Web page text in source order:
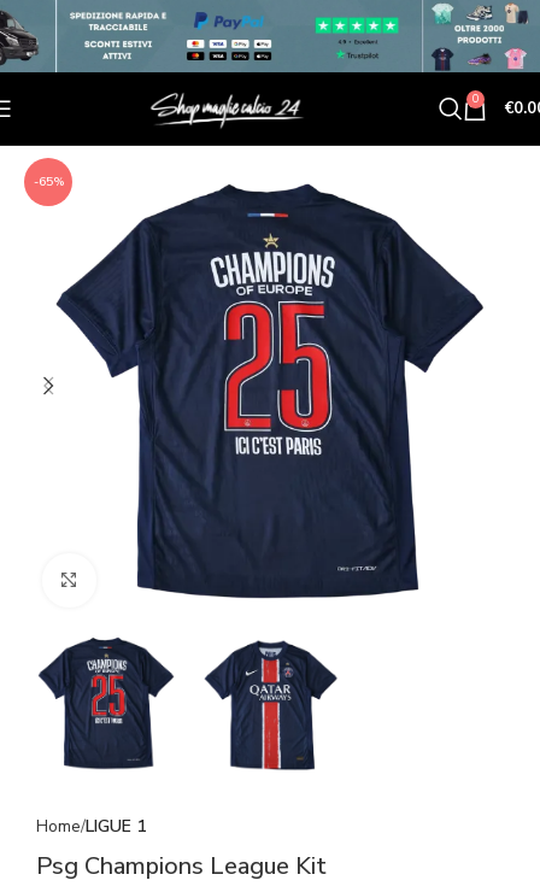
0 €
-65%
Home LIGUE 1
Psg Champions League Kit